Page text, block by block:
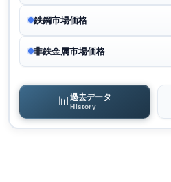
鉄鋼市場価格
非鉄金属市場価格
📊過去データ
History